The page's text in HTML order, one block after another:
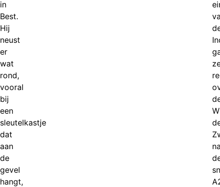
in
Best.
Hij
neust
er
wat
rond,
vooral
bij
een
sleutelkastje
dat
aan
de
gevel
hangt,